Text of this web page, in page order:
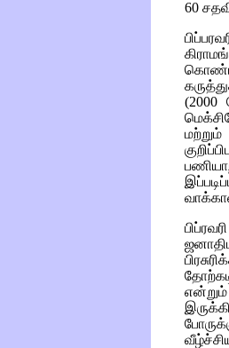
60
(2000
மற்றும்